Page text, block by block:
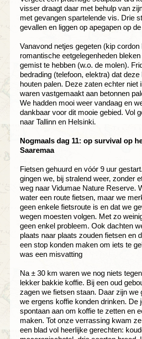
visser draagt daar met behulp van
met gevangen spartelende vis. Drie
gevallen en liggen op apegapen op
Vanavond netjes gegeten (kip cordon
romantische eetgelegenheden
gemist te hebben (w.o. de molen).
bedrading (telefoon, elektra) dat
houten palen. Deze zaten echter niet
waren vastgemaakt aan betonnen
We hadden mooi weer vandaag en
dankbaar voor dit mooie gebied. Vol
naar Tallinn en Helsinki.
Nogmaals dag 11: op survival op
Saaremaa
Fietsen gehuurd en vóór 9 uur
gingen we, bij stralend weer, zonder
weg naar Vidumae Nature Reserve.
water een route fietsen, maar we
geen enkele fietsroute is en dat we
wegen moesten volgen. Met zo
geen enkel probleem. Ook dachten
plaats naar plaats zouden fietsen en
een stop konden maken om iets te
was een misvatting
Na ± 30 km waren we nog niets
lekker bakkie koffie. Bij een oud
zagen we fietsen staan. Daar zijn we
we ergens koffie konden drinken. De
spontaan aan om koffie te zetten en
maken. Tot onze verrassing kwam
een blad vol heerlijke gerechten: